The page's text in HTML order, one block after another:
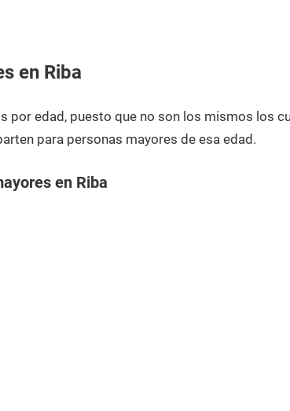
en Riba
por edad, puesto que no son los mismos los
para personas mayores de esa edad.
en Riba